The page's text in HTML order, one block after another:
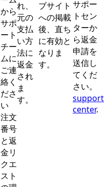
から
サポ
ート
チー
ムに
ご連
絡く
ださ
い
注文
番号
と返
金リ
クエ
スト
れ、
元の
支払
い方
法に
返金
され
ま
す。
ブサイト
への掲載
後、直ち
に有効と
なりま
す。
サポー
トセン
ターか
ら返金
申請を
送信し
てくだ
さい。
support
center.